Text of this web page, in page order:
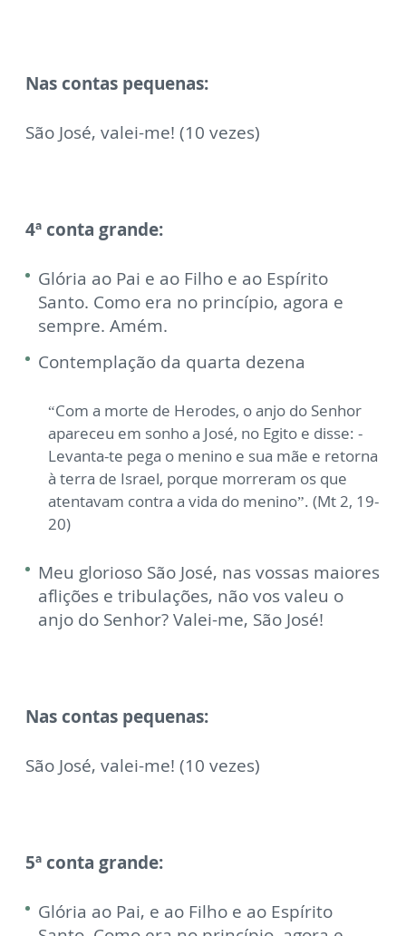
Nas contas pequenas:
São José, valei-me! (10 vezes)
4ª conta grande:
Glória ao Pai e ao Filho e ao Espírito
Santo. Como era no princípio, agora e
sempre. Amém.
Contemplação da quarta dezena
“Com a morte de Herodes, o anjo do Senhor
apareceu em sonho a José, no Egito e disse: -
Levanta-te pega o menino e sua mãe e retorna
à terra de Israel, porque morreram os que
atentavam contra a vida do menino”. (Mt 2, 19-
20)
Meu glorioso São José, nas vossas maiores
aflições e tribulações, não vos valeu o
anjo do Senhor? Valei-me, São José!
Nas contas pequenas:
São José, valei-me! (10 vezes)
5ª conta grande:
Glória ao Pai, e ao Filho e ao Espírito